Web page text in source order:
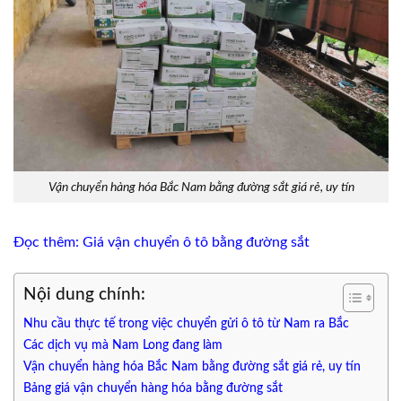
Vận chuyển hàng hóa Bắc Nam bằng đường sắt giá rẻ, uy tín
Đọc thêm: Giá vận chuyển ô tô bằng đường sắt
Nội dung chính:
Nhu cầu thực tế trong việc chuyển gửi ô tô từ Nam ra Bắc
Các dịch vụ mà Nam Long đang làm
Vận chuyển hàng hóa Bắc Nam bằng đường sắt giá rẻ, uy tín
Bảng giá vận chuyển hàng hóa bằng đường sắt